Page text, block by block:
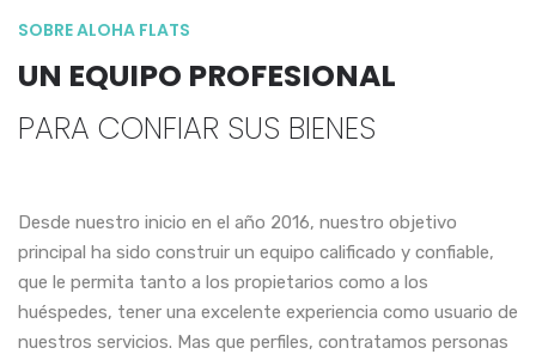
SOBRE ALOHA FLATS
UN EQUIPO PROFESIONAL
PARA CONFIAR SUS BIENES
Desde nuestro inicio en el año 2016, nuestro objetivo
principal ha sido construir un equipo calificado y confiable,
que le permita tanto a los propietarios como a los
huéspedes, tener una excelente experiencia como usuario de
nuestros servicios. Mas que perfiles, contratamos personas